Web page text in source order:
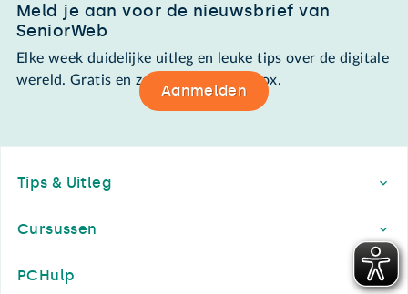
Meld je aan voor de nieuwsbrief van
SeniorWeb
Elke week duidelijke uitleg en leuke tips over de digitale
wereld. Gratis en zomaar in de mailbox.
Aanmelden
Tips & Uitleg
Cursussen
PCHulp